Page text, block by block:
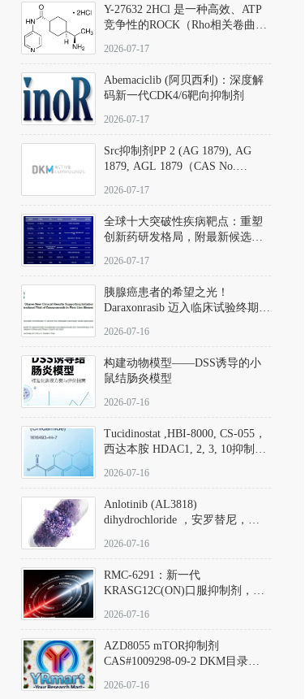
Y-27632 2HCl 是一种高效、ATP
竞争性的ROCK（Rho相关卷曲螺
同等抑制ROCK1与ROCK2；其通
过精准嵌入激酶的ATP结合位点
发挥抑制作用，对ROCK1和
ROCK2的解离常数（Ki）分别为
140 nM和300 nM；在众多丝氨酸/
中，其靶向ROCK的选择性超过
200倍，凸显出优异的分子特异
2026-07-17
Abemaciclib (阿贝西利)：深度解
码新一代CDK4/6靶向抑制剂
2026-07-17
Src抑制剂PP 2 (AG 1879), AG
1879, AGL 1879（CAS No.
应用指南
2026-07-17
全球十大突破性疾病靶点：重塑
创新药研发格局，附最新候选分
2026-07-17
胰腺癌患者的希望之光！
Daraxonrasib 迈入临床试验终期阶
2026-07-16
构建动物模型——DSS诱导的小
鼠结肠炎模型
2026-07-16
Tucidinostat ,HBI-8000, CS-055，
西达本胺 HDAC1, 2, 3, 10抑制剂
D808567) - DKM活性分子
2026-07-16
Anlotinib (AL3818)
dihydrochloride ，安罗替尼，
Hydrochloride实验方法步骤SOP
2026-07-16
RMC-6291：新一代
KRASG12C(ON)口服抑制剂，
(Elironrasib)CAS#2641998-63-0
2026-07-16
AZD8055 mTOR抑制剂
CAS#1009298-09-2 DKM目录号
激酶抑制剂的深度剖析
2026-07-16